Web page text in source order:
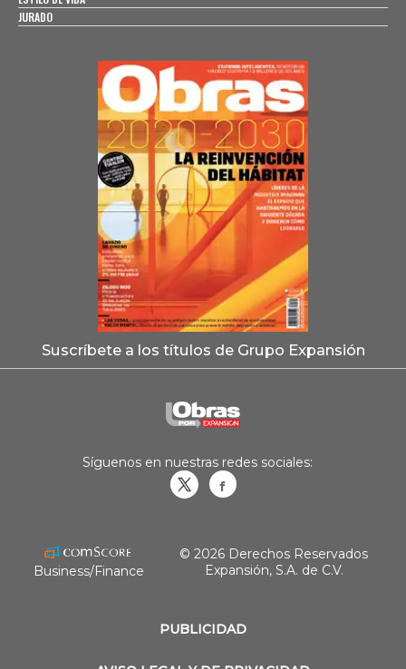
JURADO
Suscríbete a los títulos de Grupo Expansión
PUBLICIDAD
Síguenos en nuestras redes sociales:
Business/Finance
© 2026 Derechos Reservados
Expansión, S.A. de C.V.